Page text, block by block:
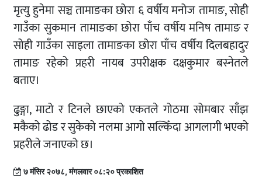
मृत्यु हुनेमा सञ्च तामाङका छोरा ६ वर्षीय मनोज तामाङ, सोही
गाउँका सुकमान तामाङका छोरा पाँच वर्षीय मनिष तामाङ र
सोही गाउँका साइला तामाङका छोरा पाँच वर्षीय दिलबहादुर
तामाङ रहेको प्रहरी नायब उपरीक्षक दक्षकुमार बस्नेतले
बताए।
ढुङ्गा, माटो र टिनले छाएको एकतले गोठमा सोमबार साँझ
मकैको ढोड र सुकेको नलमा आगो सल्किँदा आगलागी भएको
प्रहरीले जनाएको छ।
७ मंसिर २०७८, मंगलवार ०८:२० प्रकाशित